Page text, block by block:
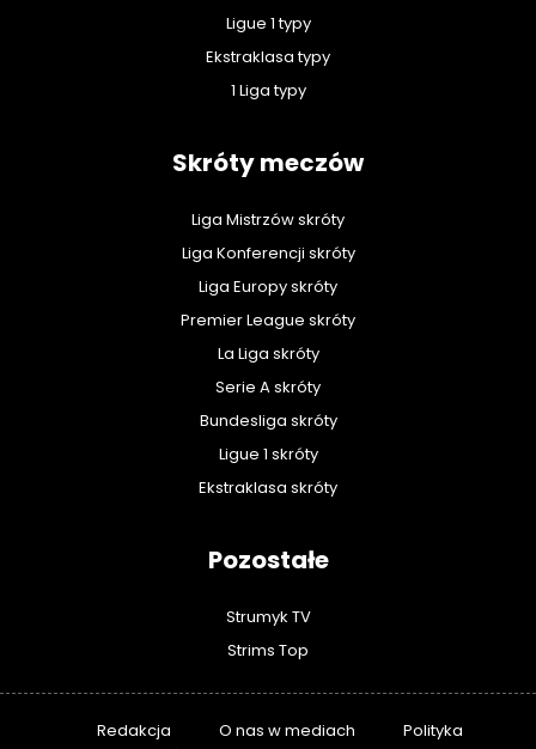
Ligue 1 typy
Ekstraklasa typy
1 Liga typy
Skróty meczów
Liga Mistrzów skróty
Liga Konferencji skróty
Liga Europy skróty
Premier League skróty
La Liga skróty
Serie A skróty
Bundesliga skróty
Ligue 1 skróty
Ekstraklasa skróty
Pozostałe
Strumyk TV
Strims Top
Redakcja O nas w mediach
Polityka